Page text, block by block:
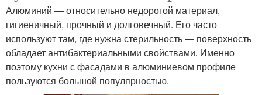
Алюминий — относительно недорогой материал,
гигиеничный, прочный и долговечный. Его часто
используют там, где нужна стерильность — поверхность
обладает антибактериальными свойствами. Именно
поэтому кухни с фасадами в алюминиевом профиле
пользуются большой популярностью.